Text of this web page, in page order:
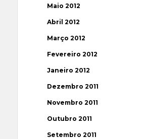
Maio 2012
Abril 2012
Março 2012
Fevereiro 2012
Janeiro 2012
Dezembro 2011
Novembro 2011
Outubro 2011
Setembro 2011